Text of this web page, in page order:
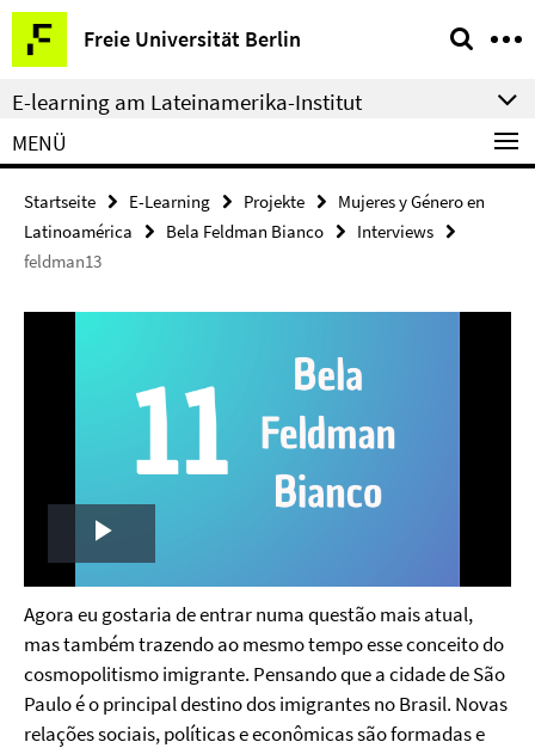
Springe
direkt
zu
Inhalt
Freie Universität Berlin
Service-
Navigation
E-learning am Lateinamerika-Institut
MENÜ
Startseite E-Learning Projekte
Mujeres y Género en
Latinoamérica
Bela Feldman Bianco
Interviews
feldman13
Play
Video
Agora eu gostaria de entrar numa questão mais atual,
mas também trazendo ao mesmo tempo esse conceito do
cosmopolitismo imigrante. Pensando que a cidade de São
Paulo é o principal destino dos imigrantes no Brasil. Novas
relações sociais, políticas e econômicas são formadas e